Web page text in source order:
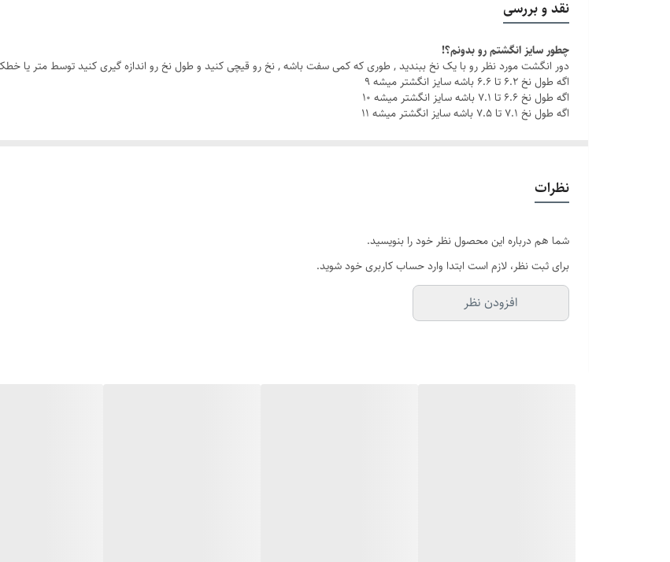
برند رولکس
نقد و بررسی
چطور سایز انگشتم رو بدونم؟!
دور انگشت مورد نظر رو با یک نخ ببندید , طوری که کمی سفت باشه , نخ رو قیچی کنید و طول نخ رو اندازه گیری کنید توسط متر یا
اگه طول نخ ۶.۲ تا ۶.۶ باشه سایز انگشتر میشه ۹
اگه طول نخ ۶.۶ تا ۷.۱ باشه سایز انگشتر میشه ۱۰
اگه طول نخ ۷.۱ تا ۷.۵ باشه سایز انگشتر میشه ۱۱
نظرات
شما هم درباره این محصول نظر خود را بنویسید.
برای ثبت نظر، لازم است ابتدا وارد حساب کاربری خود شوید.
افزودن نظر